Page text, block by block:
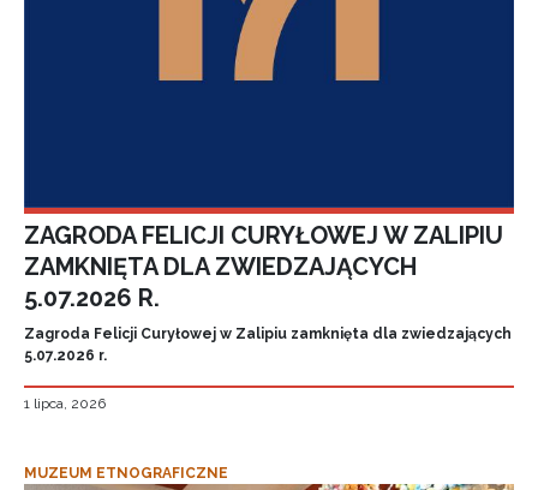
ZAGRODA FELICJI CURYŁOWEJ W ZALIPIU
ZAMKNIĘTA DLA ZWIEDZAJĄCYCH
5.07.2026 R.
Zagroda Felicji Curyłowej w Zalipiu zamknięta dla zwiedzających
5.07.2026 r.
1 lipca, 2026
MUZEUM ETNOGRAFICZNE